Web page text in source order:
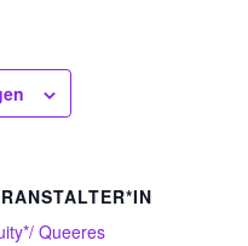
Queeres